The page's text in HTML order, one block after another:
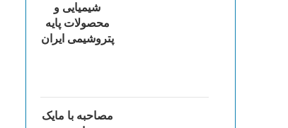
شیمیایی و
محصولات پایه
پتروشیمی ایران
مصاحبه با مایک